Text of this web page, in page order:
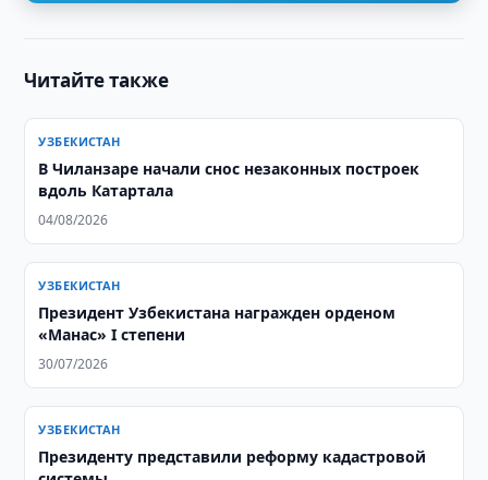
Читайте также
УЗБЕКИСТАН
В Чиланзаре начали снос незаконных построек
вдоль Катартала
04/08/2026
УЗБЕКИСТАН
Президент Узбекистана награжден орденом
«Манас» I степени
30/07/2026
УЗБЕКИСТАН
Президенту представили реформу кадастровой